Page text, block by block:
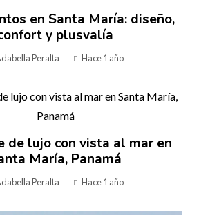
en Santa María: diseño,
y plusvalía
Peralta Hace 1 año
de lujo con vista al mar en
María, Panamá
Peralta Hace 1 año